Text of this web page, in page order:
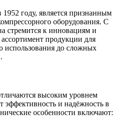
году, является признанным
оборудования. С
стремится к инновациям и
продукции для
использования до сложных
высоким уровнем
эффективность и надёжность в
особенности включают: